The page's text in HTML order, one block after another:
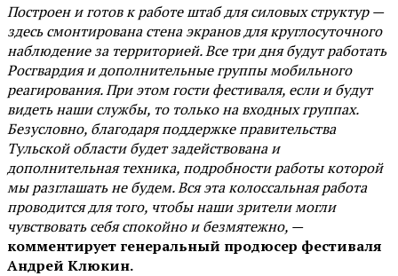
Построен и готов к работе штаб для силовых структур —
здесь смонтирована стена экранов для круглосуточного
наблюдение за территорией. Все три дня будут работать
Росгвардия и дополнительные группы мобильного
реагирования. При этом гости фестиваля, если и будут
видеть наши службы, то только на входных группах.
Безусловно, благодаря поддержке правительства
Тульской области будет задействована и
дополнительная техника, подробности работы которой
мы разглашать не будем. Вся эта колоссальная работа
проводится для того, чтобы наши зрители могли
чувствовать себя спокойно и безмятежно, —
комментирует генеральный продюсер фестиваля
Андрей Клюкин.